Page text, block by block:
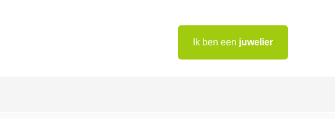
Ik ben een juwelier